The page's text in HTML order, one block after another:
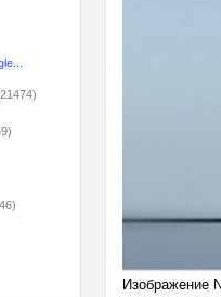
Изображение